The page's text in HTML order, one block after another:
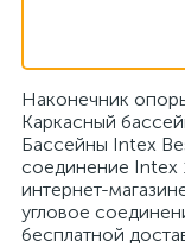
Наконечник
Каркасный
Бассейны Intex
соединение Intex
интернет-
угловое
бесплатной